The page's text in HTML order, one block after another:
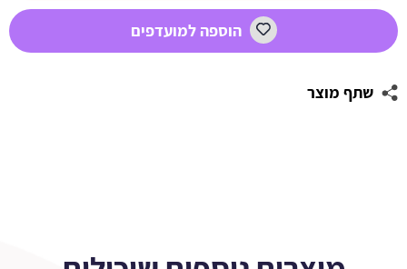
אותיות
דגם
הוספה למועדפים
שתף מוצר